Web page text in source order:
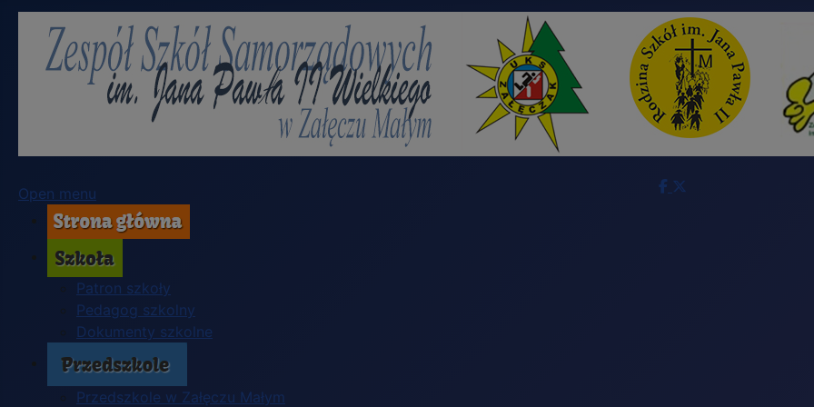
Open menu
Patron szkoły
Pedagog szkolny
Dokumenty szkolne
Przedszkole w Załęczu Małym